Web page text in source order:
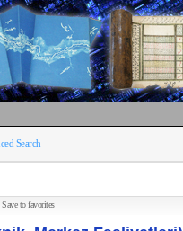
Search
Save to favorites